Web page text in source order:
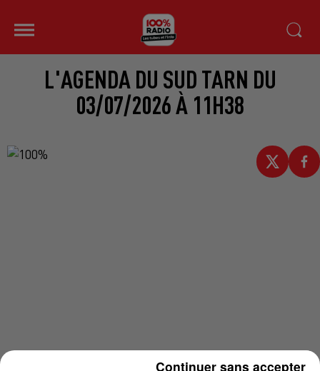
L'AGENDA DU SUD TARN DU
03/07/2026 À 11H38
Continuer sans accepter